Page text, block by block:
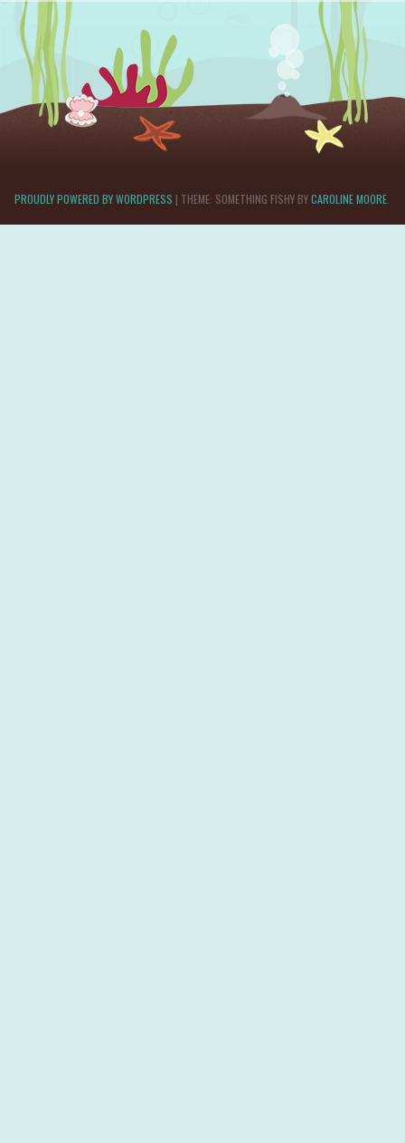
PROUDLY POWERED BY WORDPRESS | THEME: SOMETHING FISHY BYCAROLINE MOORE